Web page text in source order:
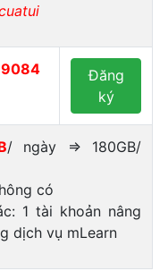
9084
Đăng
ký
/ ngày ⇒ 180GB/
có
1 tài khoản nâng
dịch vụ mLearn